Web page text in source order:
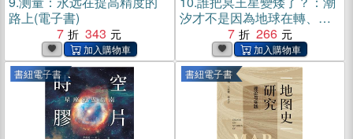
路上(電子書)
7
343
汐才不是因為地球在轉、座
鐘不能用來測量經度！那些
成功的天文學家背後，都有
一場足以被深刻銘記的偉大
失敗(電子書)
7 266
書紐電子書 書紐電子書